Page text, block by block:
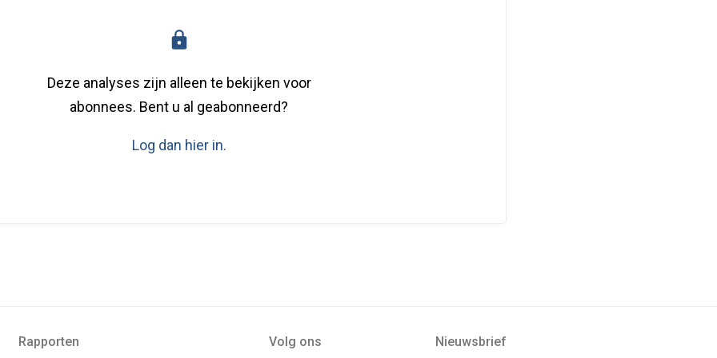
Deze analyses zijn alleen te bekijken voor
abonnees. Bent u al geabonneerd?
Log dan hier in.
Rapporten Volg ons Nieuwsbrief